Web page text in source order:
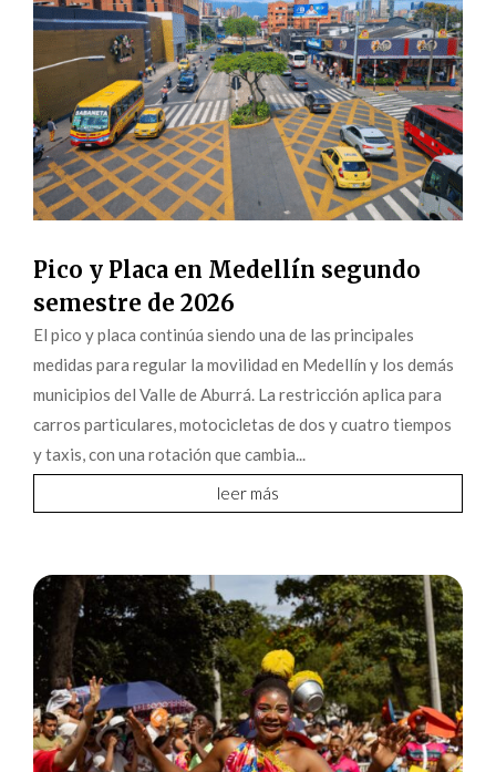
Pico y Placa en Medellín segundo
semestre de 2026
El pico y placa continúa siendo una de las principales
medidas para regular la movilidad en Medellín y los demás
municipios del Valle de Aburrá. La restricción aplica para
carros particulares, motocicletas de dos y cuatro tiempos
y taxis, con una rotación que cambia...
leer más